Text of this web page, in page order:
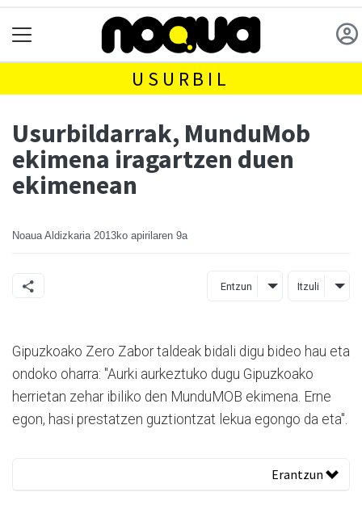
USURBIL
Usurbildarrak, MunduMob
ekimena iragartzen duen
ekimenean
Noaua Aldizkaria 2013ko apirilaren 9a
Entzun Itzuli
Gipuzkoako Zero Zabor taldeak bidali digu bideo hau eta
ondoko oharra: "Aurki aurkeztuko dugu Gipuzkoako
herrietan zehar ibiliko den MunduMOB ekimena. Erne
egon, hasi prestatzen guztiontzat lekua egongo da eta".
Erantzun